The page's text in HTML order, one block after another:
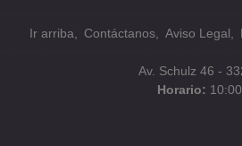
Ir arriba Contáctanos Aviso Legal
Av. Schulz 46 -
Horario: